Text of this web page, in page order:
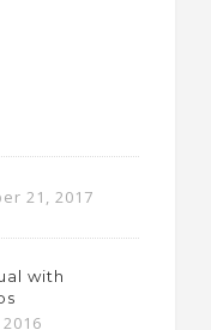
21, 2017
with